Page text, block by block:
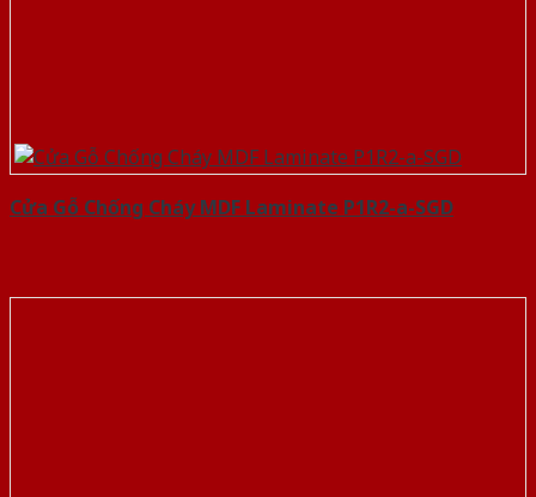
Cửa Gỗ Chống Cháy MDF Laminate P1R2-a-SGD